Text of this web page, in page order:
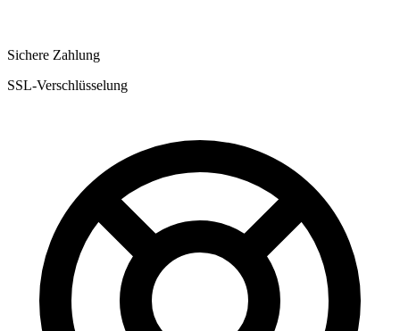
Sichere Zahlung
SSL-Verschlüsselung